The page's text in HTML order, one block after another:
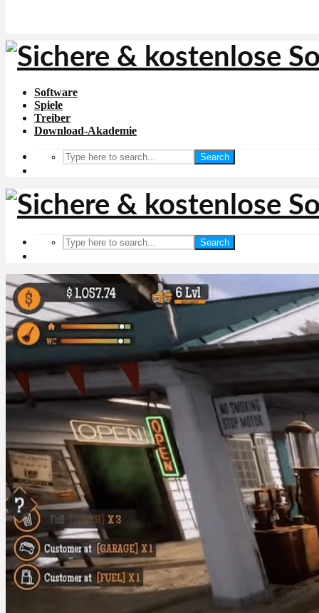
Software
Spiele
Treiber
Download-Akademie
Search
Search